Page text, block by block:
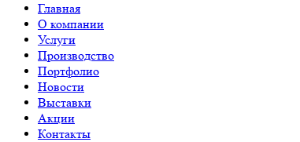
Главная
О компании
Услуги
Производство
Портфолио
Новости
Выставки
Акции
Контакты